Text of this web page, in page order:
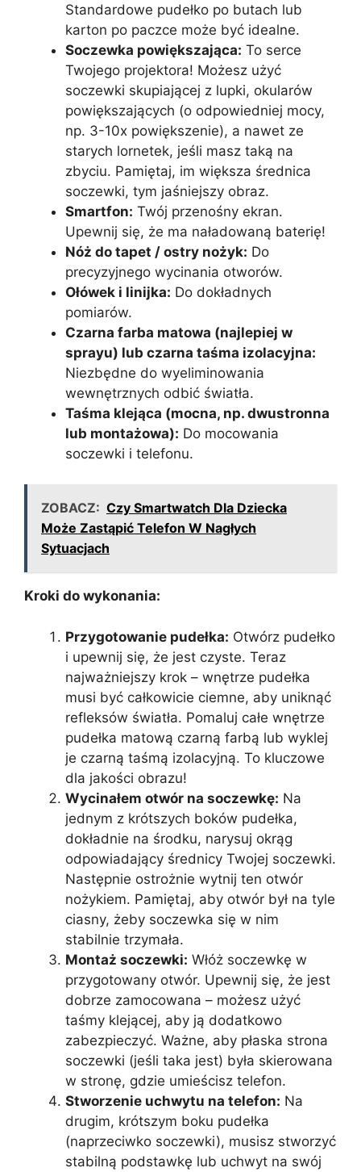
Standardowe pudełko po butach lub
karton po paczce może być idealne.
Soczewka powiększająca: To serce
Twojego projektora! Możesz użyć
soczewki skupiającej z lupki, okularów
powiększających (o odpowiedniej mocy,
np. 3-10x powiększenie), a nawet ze
starych lornetek, jeśli masz taką na
zbyciu. Pamiętaj, im większa średnica
soczewki, tym jaśniejszy obraz.
Smartfon: Twój przenośny ekran.
Upewnij się, że ma naładowaną baterię!
Nóż do tapet / ostry nożyk: Do
precyzyjnego wycinania otworów.
Ołówek i linijka: Do dokładnych
pomiarów.
Czarna farba matowa (najlepiej w
sprayu) lub czarna taśma izolacyjna:
Niezbędne do wyeliminowania
wewnętrznych odbić światła.
Taśma klejąca (mocna, np. dwustronna
lub montażowa): Do mocowania
soczewki i telefonu.
ZOBACZ: Czy Smartwatch Dla Dziecka
Może Zastąpić Telefon W Nagłych
Sytuacjach
Kroki do wykonania:
Przygotowanie pudełka: Otwórz pudełko
i upewnij się, że jest czyste. Teraz
najważniejszy krok – wnętrze pudełka
musi być całkowicie ciemne, aby uniknąć
refleksów światła. Pomaluj całe wnętrze
pudełka matową czarną farbą lub wyklej
je czarną taśmą izolacyjną. To kluczowe
dla jakości obrazu!
Wycinałem otwór na soczewkę: Na
jednym z krótszych boków pudełka,
dokładnie na środku, narysuj okrąg
odpowiadający średnicy Twojej soczewki.
Następnie ostrożnie wytnij ten otwór
nożykiem. Pamiętaj, aby otwór był na tyle
ciasny, żeby soczewka się w nim
stabilnie trzymała.
Montaż soczewki: Włóż soczewkę w
przygotowany otwór. Upewnij się, że jest
dobrze zamocowana – możesz użyć
taśmy klejącej, aby ją dodatkowo
zabezpieczyć. Ważne, aby płaska strona
soczewki (jeśli taka jest) była skierowana
w stronę, gdzie umieścisz telefon.
Stworzenie uchwytu na telefon: Na
drugim, krótszym boku pudełka
(naprzeciwko soczewki), musisz stworzyć
stabilną podstawkę lub uchwyt na swój